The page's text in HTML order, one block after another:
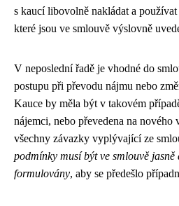
s kaucí libovolně nakládat a
které jsou ve smlouvě výslovně
V neposlední řadě je vhodné do
postupu při převodu nájmu nebo
Kauce by měla být v takovém
nájemci, nebo převedena na nového
všechny závazky vyplývající ze
podmínky musí být ve smlouvě jasně
formulovány, aby se předešlo